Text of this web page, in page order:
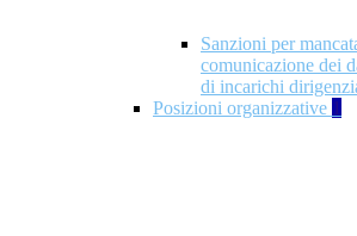
Sanzioni per
comunicazione dei
di incarichi
Posizioni organizzative 1